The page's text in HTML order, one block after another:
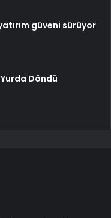
güveni sürüyor
Döndü